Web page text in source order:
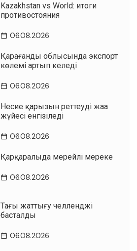
Kazakhstan vs World: итоги
противостояния
06.08.2026
Қарағанды облысында экспорт
көлемі артып келеді
06.08.2026
Несие қарызын реттеудің жаңа
жүйесі енгізіледі
06.08.2026
Қарқаралыда мерейлі мереке
06.08.2026
Таңғы жаттығу челленджі
басталды
06.08.2026